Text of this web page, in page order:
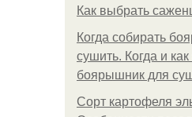
Как выбрать
Когда собирать
сушить. Когда и
боярышник для
Сорт картофеля